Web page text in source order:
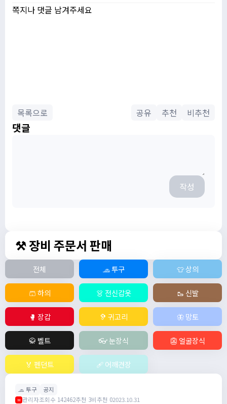
쪽지나 댓글 남겨주세요
목록으로 공유 추천 비추천
댓글
작성
⚒️ 장비 주문서 판매
전체 🧢 투구 👕 상의
🩳 하의 👗 전신갑옷 🥾 신발
🥊 장갑 🦻 귀고리 🦋 망토
🥋 벨트 👓 눈장식 👺 얼굴장식
🏅 펜던트 🩹 어깨견장
🧢 투구 공지
M 관리자조회수 142462추천 3비추천 02023.10.31